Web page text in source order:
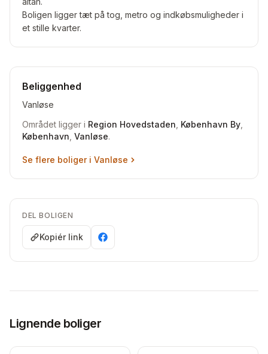
Boligen ligger tæt på tog, metro og indkøbsmuligheder i
et stille kvarter.
Beliggenhed
Vanløse
Området ligger i Region Hovedstaden København By
København Vanløse.
Se flere boliger i Vanløse
DEL BOLIGEN
Kopiér link
Lignende boliger